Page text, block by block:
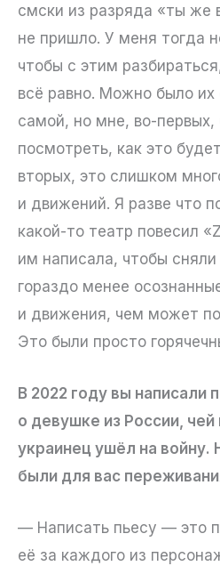
смски из разряда «ты же
не пришло. У меня тогда
чтобы с этим
всё равно. Можно было их
самой, но мне, во-первых,
посмотреть, как это
вторых, это слишком
и движений. Я разве что
какой-то театр повесил
им написала, чтобы
гораздо менее
и движения, чем может
Это были просто
В 2022 году вы написали
о девушке из России,
украинец ушёл на войну.
были для вас
— Написать пьесу — это
её за каждого из